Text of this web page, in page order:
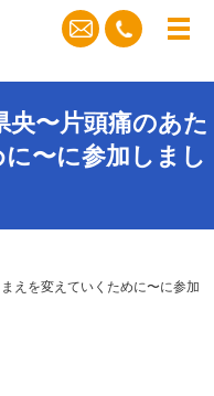
メ
〜片頭痛のあた
〜に参加しまし
えを変えていくために〜に参加